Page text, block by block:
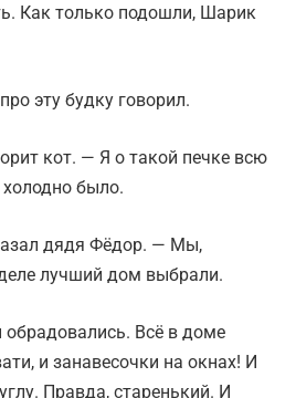
Как только подошли, Шарик
эту будку говорил.
кот. — Я о такой печке всю
было.
дядя Фёдор. — Мы,
лучший дом выбрали.
Всё в доме
и занавесочки на окнах! И
Правда, старенький. И